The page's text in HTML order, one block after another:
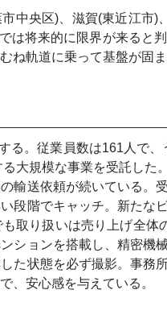
中央区)、滋賀(東近江市
は将来的に限界が来ると
ね軌道に乗って基盤が固
る。従業員数は161人で
大規模な事業を受託し
輸送依頼が続いている。
段階でキャッチ。新たな
取り扱いは売り上げ全
ションを搭載し、精密機
た状態を必ず撮影。事務
、安心感を与えている。